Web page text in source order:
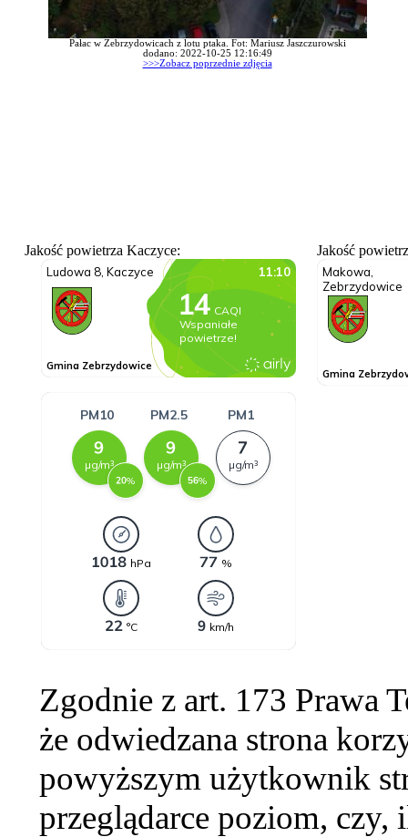
Pałac w Zebrzydowicach z lotu ptaka. Fot: Mariusz Jaszczurowski
dodano: 2022-10-25 12:16:49
>>>Zobacz poprzednie zdjęcia
Jakość powietrza Kaczyce: Jakość
Zgodnie z art. 173 Prawa
że odwiedzana strona
powyższym użytkownik
przeglądarce poziom,